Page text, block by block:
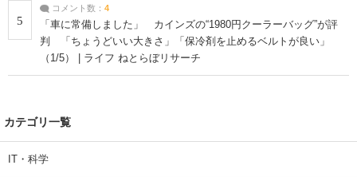
5
コメント数： 4
「車に常備しました」 カインズの“1980円クーラーバッグ”が評
判 「ちょうどいい大きさ」「保冷剤を止めるベルトが良い」
（1/5） | ライフ ねとらぼリサーチ
カテゴリ一覧
IT・科学